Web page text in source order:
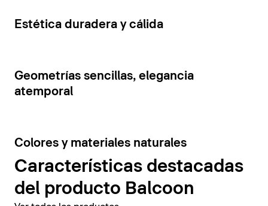
combinación de colores contrastantes.
Mostrar muebles de baño
Estética duradera y cálida
Geometrías sencillas, elegancia
atemporal
Colores y materiales naturales
Características destacadas
del producto Balcoon